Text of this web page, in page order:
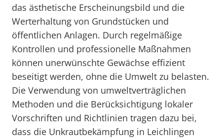
das ästhetische Erscheinungsbild und die
Werterhaltung von Grundstücken und
öffentlichen Anlagen. Durch regelmäßige
Kontrollen und professionelle Maßnahmen
können unerwünschte Gewächse effizient
beseitigt werden, ohne die Umwelt zu belasten.
Die Verwendung von umweltverträglichen
Methoden und die Berücksichtigung lokaler
Vorschriften und Richtlinien tragen dazu bei,
dass die Unkrautbekämpfung in Leichlingen